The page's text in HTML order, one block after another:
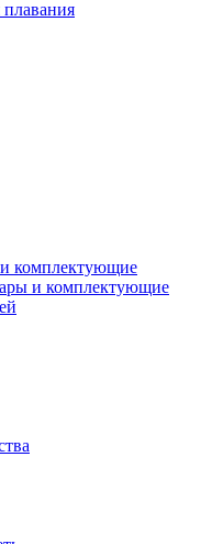
комплектующие
и комплектующие